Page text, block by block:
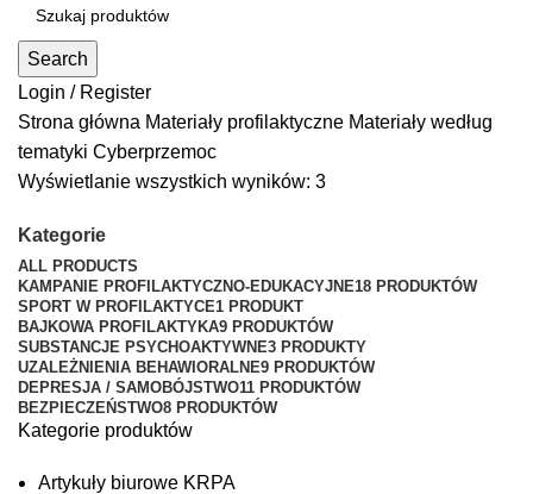
Search
Login / Register
Strona główna Materiały profilaktyczne Materiały według
tematyki Cyberprzemoc
Wyświetlanie wszystkich wyników: 3
Kategorie
ALL PRODUCTS
KAMPANIE PROFILAKTYCZNO-EDUKACYJNE18 PRODUKTÓW
SPORT W PROFILAKTYCE1 PRODUKT
BAJKOWA PROFILAKTYKA9 PRODUKTÓW
SUBSTANCJE PSYCHOAKTYWNE3 PRODUKTY
UZALEŻNIENIA BEHAWIORALNE9 PRODUKTÓW
DEPRESJA / SAMOBÓJSTWO11 PRODUKTÓW
BEZPIECZEŃSTWO8 PRODUKTÓW
Kategorie produktów
Artykuły biurowe KRPA